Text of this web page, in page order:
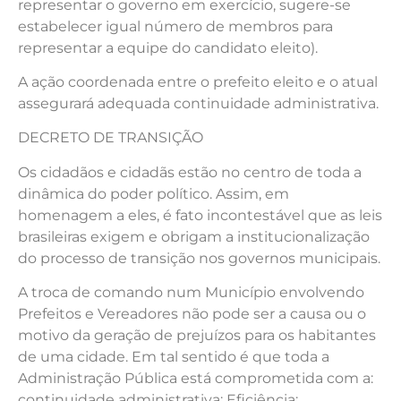
representar o governo em exercício, sugere-se
estabelecer igual número de membros para
representar a equipe do candidato eleito).
A ação coordenada entre o prefeito eleito e o atual
assegurará adequada continuidade administrativa.
DECRETO DE TRANSIÇÃO
Os cidadãos e cidadãs estão no centro de toda a
dinâmica do poder político. Assim, em
homenagem a eles, é fato incontestável que as leis
brasileiras exigem e obrigam a institucionalização
do processo de transição nos governos municipais.
A troca de comando num Município envolvendo
Prefeitos e Vereadores não pode ser a causa ou o
motivo da geração de prejuízos para os habitantes
de uma cidade. Em tal sentido é que toda a
Administração Pública está comprometida com a: